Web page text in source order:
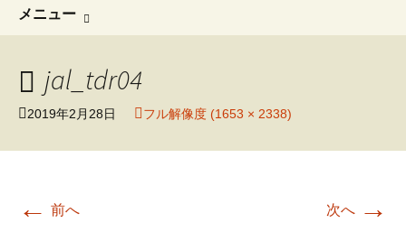
メニュー
ン
ツ
へ
動
jal_tdr04
2019年2月28日 フル解像度 (1653 × 2338)
← 前へ 次へ →